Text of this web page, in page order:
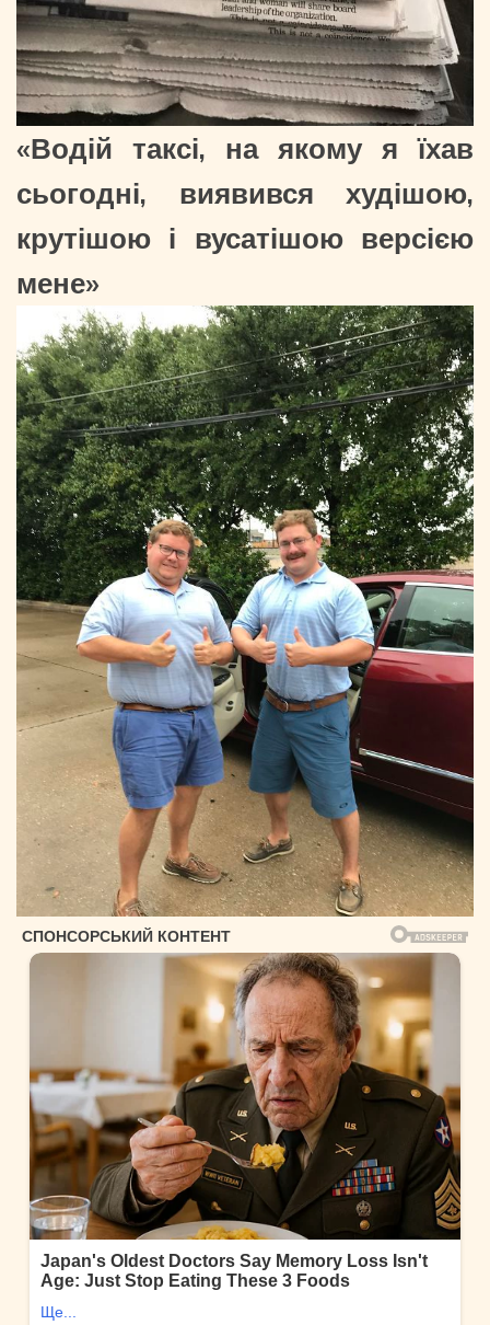
«Водій таксі, на якому я їхав
сьогодні, виявився худішою,
крутішою і вусатішою версією
мене»